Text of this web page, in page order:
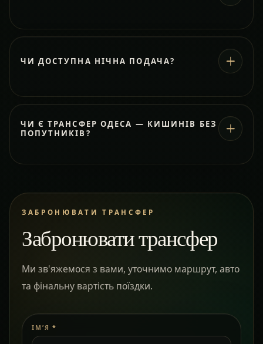
ЧИ ДОСТУПНА НІЧНА ПОДАЧА?
ЧИ Є ТРАНСФЕР ОДЕСА — КИШИНІВ БЕЗ
ПОПУТНИКІВ?
ЗАБРОНЮВАТИ ТРАНСФЕР
Забронювати трансфер
Ми зв'яжемося з вами, уточнимо маршрут, авто
та фінальну вартість поїздки.
ІМ’Я *